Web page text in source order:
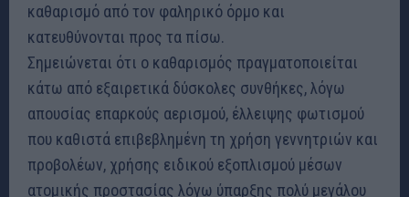
καθαρισμό από τον φαληρικό όρμο και
κατευθύνονται προς τα πίσω.
Σημειώνεται ότι ο καθαρισμός πραγματοποιείται
κάτω από εξαιρετικά δύσκολες συνθήκες, λόγω
απουσίας επαρκούς αερισμού, έλλειψης φωτισμού
που καθιστά επιβεβλημένη τη χρήση γεννητριών και
προβολέων, χρήσης ειδικού εξοπλισμού μέσων
ατομικής προστασίας λόγω ύπαρξης πολύ μεγάλου